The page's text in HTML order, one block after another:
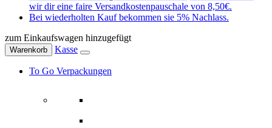
wir dir eine faire Versandkostenpauschale von 8,50€.
Bei wiederholten Kauf bekommen sie 5% Nachlass.
zum Einkaufswagen hinzugefügt
Warenkorb Kasse
To Go Verpackungen